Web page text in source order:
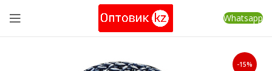
Whatsapp
-15%